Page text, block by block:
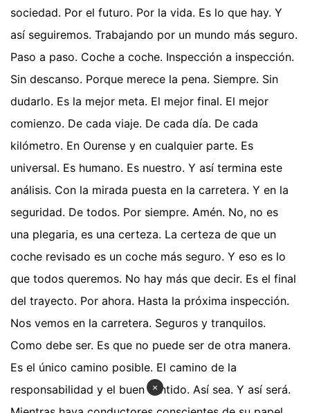
sociedad. Por el futuro. Por la vida. Es lo que hay. Y
así seguiremos. Trabajando por un mundo más seguro.
Paso a paso. Coche a coche. Inspección a inspección.
Sin descanso. Porque merece la pena. Siempre. Sin
dudarlo. Es la mejor meta. El mejor final. El mejor
comienzo. De cada viaje. De cada día. De cada
kilómetro. En Ourense y en cualquier parte. Es
universal. Es humano. Es nuestro. Y así termina este
análisis. Con la mirada puesta en la carretera. Y en la
seguridad. De todos. Por siempre. Amén. No, no es
una plegaria, es una certeza. La certeza de que un
coche revisado es un coche más seguro. Y eso es lo
que todos queremos. No hay más que decir. Es el final
del trayecto. Por ahora. Hasta la próxima inspección.
Nos vemos en la carretera. Seguros y tranquilos.
Como debe ser. Es que no puede ser de otra manera.
Es el único camino posible. El camino de la
responsabilidad y el buen sentido. Así sea. Y así será.
×